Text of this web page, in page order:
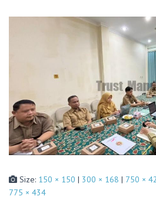
Size: 150 × 150 | 300 × 168 | 750 ×
775 × 434